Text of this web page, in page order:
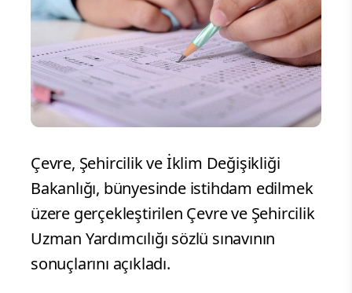
Çevre, Şehircilik ve İklim Değişikliği
Bakanlığı, bünyesinde istihdam edilmek
üzere gerçekleştirilen Çevre ve Şehircilik
Uzman Yardımcılığı sözlü sınavının
sonuçlarını açıkladı.